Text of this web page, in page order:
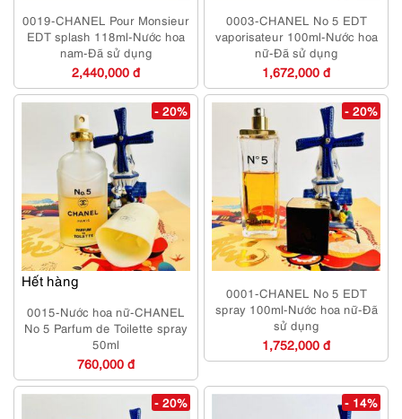
0019-CHANEL Pour Monsieur
EDT splash 118ml-Nước hoa
nam-Đã sử dụng
2,440,000 đ
0003-CHANEL No 5 EDT
vaporisateur 100ml-Nước hoa
nữ-Đã sử dụng
1,672,000 đ
Hết hàng
- 20%
0015-Nước hoa nữ-CHANEL
No 5 Parfum de Toilette spray
50ml
760,000 đ
- 20%
0001-CHANEL No 5 EDT
spray 100ml-Nước hoa nữ-Đã
sử dụng
1,752,000 đ
- 20% - 14%